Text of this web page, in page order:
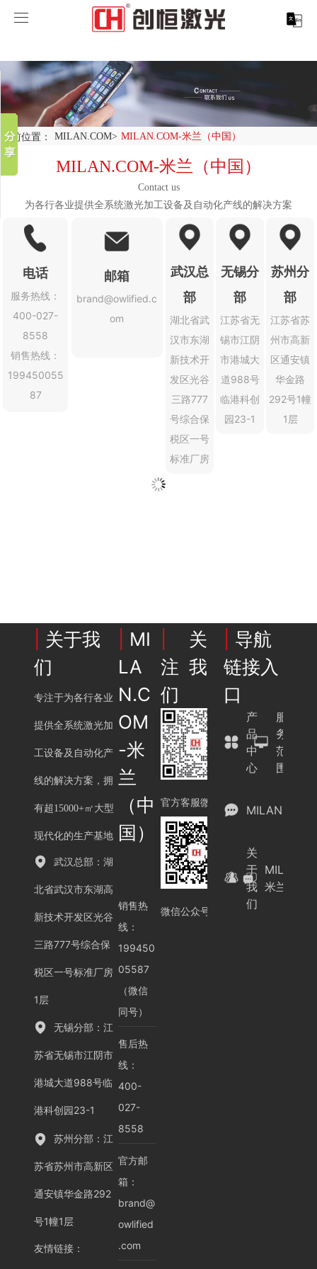
MILAN.COM
产品中心
MILAN.COM-米兰（中国）
光纤激光打标机
紫外线激光打标机
CO2激光打标机
在线飞行激光打标机
CX-3D系列激光打标机
激光切割系列
精密激光切割机
大幅激光切割机
管材激光切割机
激光焊接系列
创恒激光CX-CE-1500手持焊接机_激光焊接机
创恒激光机械手臂激光焊接机
电机定转子铁芯单工位激光焊接机
创恒激光双头双工位铁芯激光焊接机
新能源电机定转子铁芯激光焊接机
创恒激光阀芯焊接工作站
新能源汽车零配件激光焊接机
激光智能生产线
新能源电机定子铁芯激光焊接产线
新能源电机转子铁芯自动检测压铆产线
激光清洗系列
创恒激光清洗机
激光加工服务
电机定转子铁芯快速打样加工服务
案例展示
行业解决方案
汽车行业激光智能解决方案
轨道交通行业激光智能加工解决方案
水泵风机行业
眼镜行业
客户案例
服务支持
关于创恒
MILAN.COM
MILAN.COM
MILAN.COM-米兰（中国）
当前位置： MILAN.COM> MILAN.COM-米兰（中国）
MILAN.COM-米兰（中国）
Contact us
为各行各业提供全系统激光加工设备及自动化产线的解决方案
电话
服务热线：
400-027-
8558
销售热线：
199450055
87
邮箱
brand@owlified.c
om
武汉总
部
湖北省武
汉市东湖
新技术开
发区光谷
三路777
号综合保
税区一号
标准厂房
无锡分
部
江苏省无
锡市江阴
市港城大
道988号
临港科创
园23-1
苏州分
部
江苏省苏
州市高新
区通安镇
华金路
292号1幢
1层
关于我
们
专注于为各行各业
提供全系统激光加
工设备及自动化产
线的解决方案，拥
有超15000+㎡大型
现代化的生产基地
武汉总部：湖
北省武汉市东湖高
新技术开发区光谷
三路777号综合保
税区一号标准厂房
1层
无锡分部：江
苏省无锡市江阴市
港城大道988号临
港科创园23-1
苏州分部：江
苏省苏州市高新区
通安镇华金路292
号1幢1层
友情链接：
MI
LA
N.C
OM
-米
兰
（中
国）
销售热
线：
199450
05587
（微信
同号）
售后热
线：
400-
027-
8558
官方邮
箱：
brand@
owlified
.com
关
注我
们
官方客服微信
微信公众号
导航
链接入
口
产
品
中
心
服
务
范
围
MILAN.COM
关
于
我
们
米兰（中
分享到
新浪微博
微信
百度贴吧